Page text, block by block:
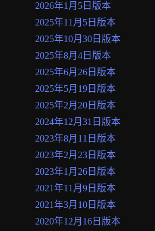
2026年1月5日版本
2025年11月5日版本
2025年10月30日版本
2025年8月4日版本
2025年6月26日版本
2025年5月19日版本
2025年2月20日版本
2024年12月31日版本
2023年8月11日版本
2023年2月23日版本
2023年1月26日版本
2021年11月9日版本
2021年3月10日版本
2020年12月16日版本